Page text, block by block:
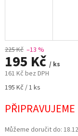
225 Kč –13 %
195 Kč / ks
161 Kč bez DPH
Měrná
195 Kč / 1 ks
PŘIPRAVUJEME
Můžeme doručit do: